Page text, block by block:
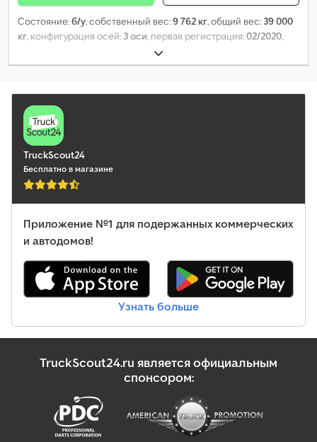
Состояние:б/у, собственный вес:9 762 кг, общий вес: 39 000
кг , конфигурация осей: 3 оси , первая регистрация:02/2020
13 403 мм
загрузки:2 460 мм, высота грузового отсека:2 500 мм, объем
шины:385/55 R22,5, цвет:белый, Год выпуска:2020, пробег:
715 619 км
TruckScout24
Бесплатно в магазине
Приложение №1 для подержанных коммерческих
и автодомов!
Узнать больше
TruckScout24.ru является официальным
спонсором: